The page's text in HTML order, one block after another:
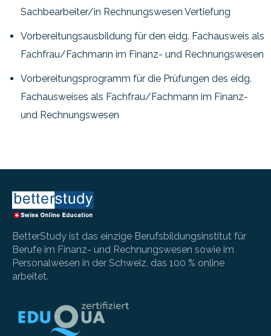
Sachbearbeiter/in Rechnungswesen Vertiefung
Vorbereitungsausbildung für den eidg. Fachausweis als
Fachfrau/Fachmann im Finanz- und Rechnungswesen
Vorbereitungsprogramm für die Prüfungen des eidg.
Fachausweises als Fachfrau/Fachmann im Finanz-
und Rechnungswesen
BetterStudy ist das einzige Berufsbildungsinstitut für
Berufe im Finanz- und Rechnungswesen sowie im
Personalwesen in der Schweiz, das 100 % online
arbeitet.